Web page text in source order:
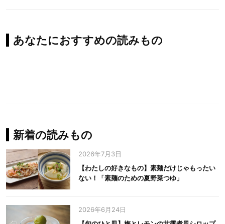
あなたにおすすめの読みもの
新着の読みもの
2026年7月3日
【わたしの好きなもの】素麺だけじゃもったい
ない！「素麺のための夏野菜つゆ」
2026年6月24日